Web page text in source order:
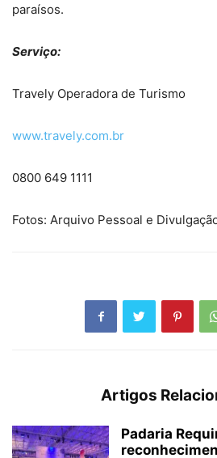
paraísos.
Serviço:
Travely Operadora de Turismo
www.travely.com.br
0800 649 1111
Fotos: Arquivo Pessoal e
Artigos
Padaria